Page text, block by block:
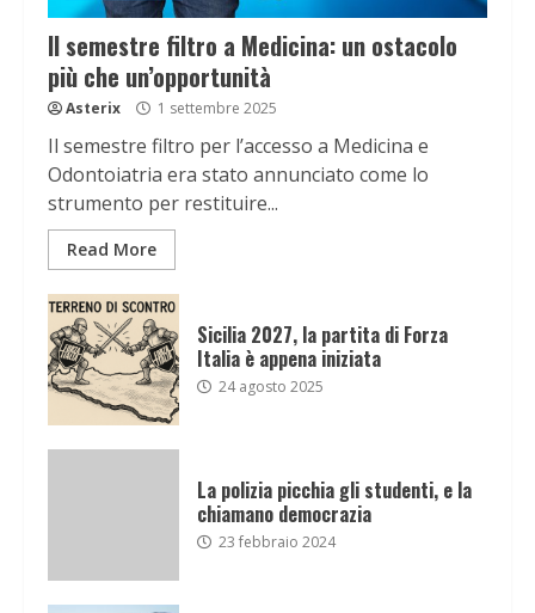
Il semestre filtro a Medicina: un ostacolo
più che un’opportunità
Asterix 1 settembre 2025
Il semestre filtro per l’accesso a Medicina e
Odontoiatria era stato annunciato come lo
strumento per restituire...
Read More
Sicilia 2027, la partita di Forza
Italia è appena iniziata
24 agosto 2025
La polizia picchia gli studenti, e la
chiamano democrazia
23 febbraio 2024